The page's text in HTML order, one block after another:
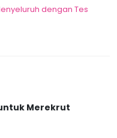
dengan Tes
Merekrut